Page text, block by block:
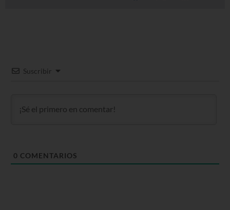
Suscribir
0 COMENTARIOS